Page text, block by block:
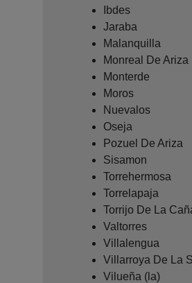
Ibdes
Jaraba
Malanquilla
Monreal De Ariza
Monterde
Moros
Nuevalos
Oseja
Pozuel De Ariza
Sisamon
Torrehermosa
Torrelapaja
Torrijo De La
Valtorres
Villalengua
Villarroya De La
Vilueña (la)